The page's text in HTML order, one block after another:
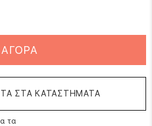
ΑΓΟΡΑ
ΣΤΑ ΚΑΤΑΣΤΗΜΑΤΑ
τα